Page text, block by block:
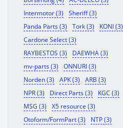
Intermotor (3)
Sheriff (3)
Panda Parts (3)
Tork (3)
KONI (3)
Cardone Select (3)
RAYBESTOS (3)
DAEWHA (3)
mv-parts (3)
ONNURI (3)
Norden (3)
APK (3)
ARB (3)
NPR (3)
Direct Parts (3)
KGC (3)
MSG (3)
X5 resource (3)
Otoform/FormPart (3)
NTP (3)